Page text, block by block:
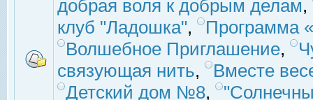
добрая воля к добрым делам,
клуб "Ладошка",
Программа
Волшебное Приглашение,
связующая нить,
Вместе
Детский дом №8,